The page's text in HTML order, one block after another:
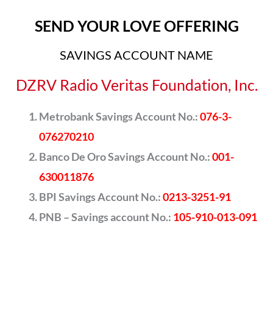
SEND YOUR LOVE OFFERING
SAVINGS ACCOUNT NAME
DZRV Radio Veritas Foundation, Inc.
Metrobank Savings Account No.:076-3-
076270210
Banco De Oro Savings Account No.:001-
630011876
BPI Savings Account No.:0213-3251-91
PNB – Savings account No.: 105-910-013-091